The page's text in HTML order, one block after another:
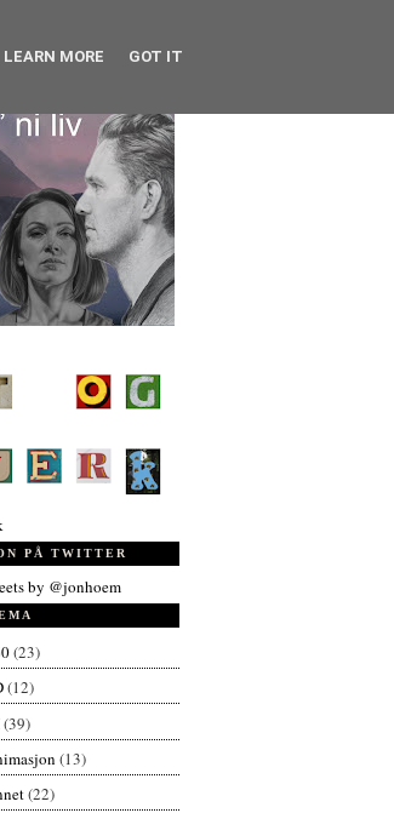
PÅ TWITTER
by @jonhoem
(23)
(12)
(39)
(13)
(22)
LEARN MORE GOT IT